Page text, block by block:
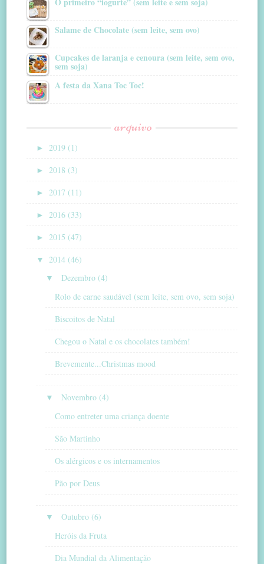
Salame de Chocolate (sem leite, sem ovo)
Cupcakes de laranja e cenoura (sem leite, sem ovo,
sem soja)
A festa da Xana Toc Toc!
arquivo
► 2019 (1)
► 2018 (3)
► 2017 (11)
► 2016 (33)
► 2015 (47)
▼ 2014 (46)
▼
Dezembro (4)
Rolo de carne saudável (sem leite, sem ovo, sem soja)
Biscoitos de Natal
Chegou o Natal e os chocolates também!
Brevemente...Christmas mood
▼
Novembro (4)
Como entreter uma criança doente
São Martinho
Os alérgicos e os internamentos
Pão por Deus
▼
Outubro (6)
Heróis da Fruta
Dia Mundial da Alimentação